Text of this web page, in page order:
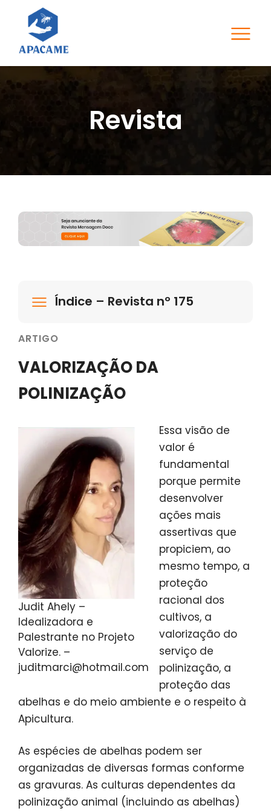
Revista
Índice – Revista nº 175
ARTIGO
VALORIZAÇÃO DA
POLINIZAÇÃO
Judit Ahely –
Idealizadora e
Palestrante no Projeto
Valorize. –
juditmarci@hotmail.com
Essa visão de
valor é
fundamental
porque permite
desenvolver
ações mais
assertivas que
propiciem, ao
mesmo tempo, a
proteção
racional dos
cultivos, a
valorização do
serviço de
polinização, a
proteção das
abelhas e do meio ambiente e o respeito à
Apicultura.
As espécies de abelhas podem ser
organizadas de diversas formas conforme
as gravuras. As culturas dependentes da
polinização animal (incluindo as abelhas)